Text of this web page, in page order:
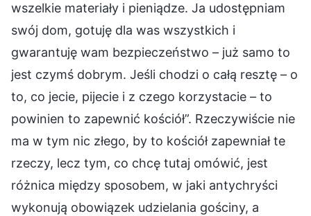
wszelkie materiały i pieniądze. Ja udostępniam
swój dom, gotuję dla was wszystkich i
gwarantuję wam bezpieczeństwo – już samo to
jest czymś dobrym. Jeśli chodzi o całą resztę – o
to, co jecie, pijecie i z czego korzystacie – to
powinien to zapewnić kościół”. Rzeczywiście nie
ma w tym nic złego, by to kościół zapewniał te
rzeczy, lecz tym, co chcę tutaj omówić, jest
różnica między sposobem, w jaki antychryści
wykonują obowiązek udzielania gościny, a